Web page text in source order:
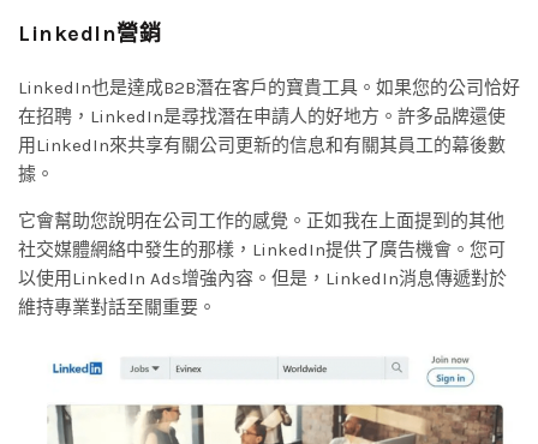
LinkedIn營銷
LinkedIn也是達成B2B潛在客戶的寶貴工具。如果您的公司恰好
在招聘，LinkedIn是尋找潛在申請人的好地方。許多品牌還使
用LinkedIn來共享有關公司更新的信息和有關其員工的幕後數
據。
它會幫助您說明在公司工作的感覺。正如我在上面提到的其他
社交媒體網絡中發生的那樣，LinkedIn提供了廣告機會。您可
以使用LinkedIn Ads增強內容。但是，LinkedIn消息傳遞對於
維持專業對話至關重要。